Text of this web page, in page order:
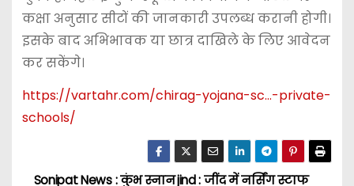
कक्षा अनुसार सीटों की जानकारी उपलब्ध करानी होगी।
इसके बाद अभिभावक या छात्र दाखिले के लिए आवेदन
कर सकेंगे।
https://vartahr.com/chirag-yojana-sc…-private-
schools/
jind : जींद में नर्सिंग स्टाफ
Sonipat News : कुंभ स्नान